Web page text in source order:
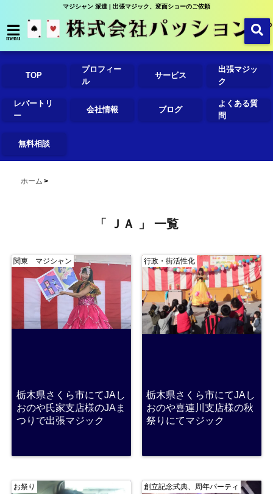
マジシャン 派遣 | 出張マジック、変面ショーのご依頼
menu
TOP
プロフィー
ル
サービス
出張マジッ
ク
レパートリ
ー
会社情報 ブログ
よくある質
問
無料相談
ホーム
「 ＪＡ 」 一覧
関東 マジシャン
栃木県さくら市にてJAし
おのや氏家支店様のJAま
つりで出張マジック
行政・街活性化
栃木県さくら市にてJAし
おのや喜連川支店様の秋
祭りにてマジック
お祭り 創立記念式典、周年パーティ